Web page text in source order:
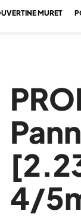
MURET
4/